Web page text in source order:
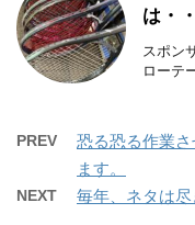
は・
スポン
ローテ
PREV
恐る恐る作業
ます。
NEXT 毎年、ネタは尽